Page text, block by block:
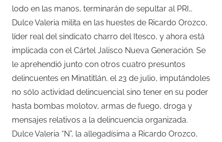
lodo en las manos, terminarán de sepultar al PRI…
Dulce Valeria milita en las huestes de Ricardo Orozco,
líder real del sindicato charro del Itesco, y ahora está
implicada con el Cártel Jalisco Nueva Generación. Se
le aprehendió junto con otros cuatro presuntos
delincuentes en Minatitlán, el 23 de julio, imputándoles
no sólo actividad delincuencial sino tener en su poder
hasta bombas molotov, armas de fuego, droga y
mensajes relativos a la delincuencia organizada.
Dulce Valeria “N”, la allegadísima a Ricardo Orozco,